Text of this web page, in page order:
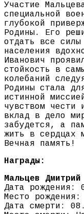
Участие
специальной
глубокой
Родины. Его
отдать все
населения
Иванович
стойкость в
колебаний
Родины стала
истинной
чувством чести
вклад в дело
забудется, а
жить в сердцах
Вечная память!
Награды:
Мальцев Дмитрий
Дата рождения:
Место рождения:
Дата смерти: